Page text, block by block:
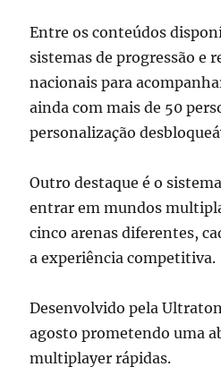
Entre os conteúdos
sistemas de progressão e
nacionais para
ainda com mais de 50
personalização
Outro destaque é o
entrar em mundos
cinco arenas diferentes,
a experiência competitiva.
Desenvolvido pela
agosto prometendo uma
multiplayer rápidas.